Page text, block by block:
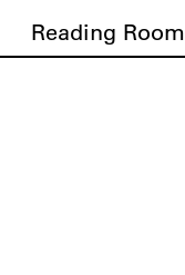
Reading Room